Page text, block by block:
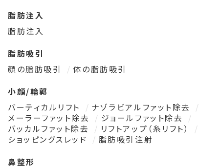
脂肪注入
脂肪注入
脂肪吸引
顔の脂肪吸引
体の脂肪吸引
小顔/輪郭
バーティカルリフト
ナゾラビアルファット除去
メーラーファット除去
ジョールファット除去
バッカルファット除去
リフトアップ（糸リフト）
ショッピングスレッド
脂肪吸引注射
鼻整形